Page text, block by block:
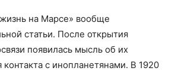
на Марсе» вообще
статьи. После открытия
появилась мысль об их
контакта с инопланетянами. В 1920